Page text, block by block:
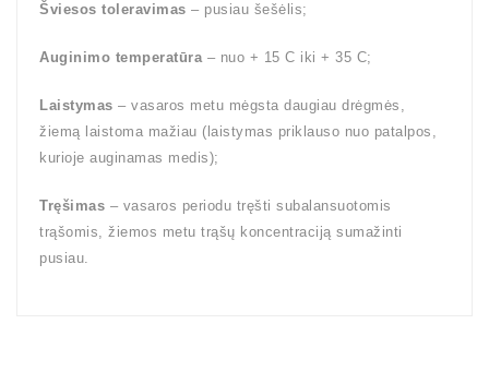
Šviesos toleravimas – pusiau šešėlis;
Auginimo temperatūra– nuo + 15 C iki + 35 C;
Laistymas – vasaros metu mėgsta daugiau drėgmės,
žiemą laistoma mažiau (laistymas priklauso nuo patalpos,
kurioje auginamas medis);
Tręšimas – vasaros periodu tręšti subalansuotomis
trąšomis, žiemos metu trąšų koncentraciją sumažinti
pusiau.